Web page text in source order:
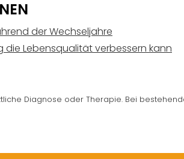
der Wechseljahre
die Lebensqualität verbessern kann
Diagnose oder Therapie. Bei